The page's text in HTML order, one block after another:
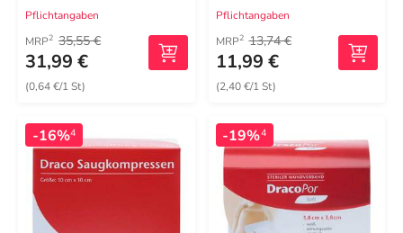
Pflichtangaben
MRP2 35,55 €
31,99 €
(0,64 €/1 St)
Pflichtangaben
MRP2 13,74 €
11,99 €
(2,40 €/1 St)
-16%4 -19%4